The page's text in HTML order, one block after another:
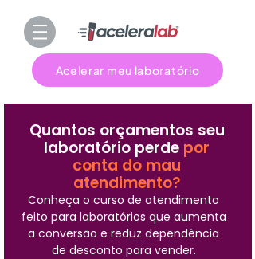
Acelerar meu laboratório
Quantos orçamentos seu
laboratório perde por
conta do mau
atendimento?
Conheça o curso de atendimento
feito para laboratórios que aumenta
a conversão e reduz dependência
de desconto para vender.